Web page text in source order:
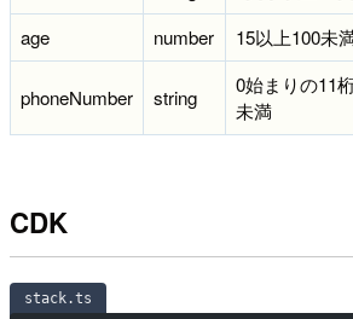
age
number 15以上100未
phoneNumber string
0始まりの11
未満
CDK
stack.ts